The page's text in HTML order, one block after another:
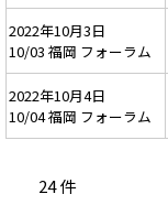
2022年10月3日
10/03 福岡 フォーラム
2022年10月4日
10/04 福岡 フォーラム
24 件